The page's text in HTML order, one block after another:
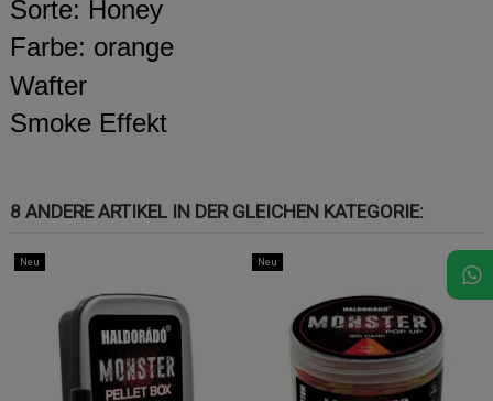
Sorte: Honey
Farbe: orange
Wafter
Smoke Effekt
8 ANDERE ARTIKEL IN DER GLEICHEN KATEGORIE:
Neu Neu